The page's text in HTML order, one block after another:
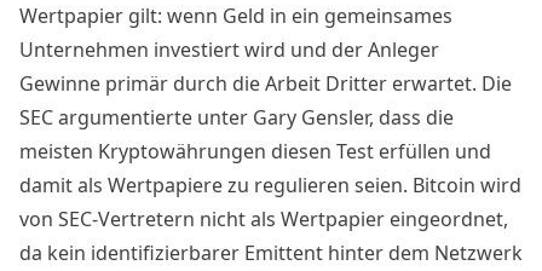
Wertpapier gilt: wenn Geld in ein gemeinsames
Unternehmen investiert wird und der Anleger
Gewinne primär durch die Arbeit Dritter erwartet. Die
SEC argumentierte unter Gary Gensler, dass die
meisten Kryptowährungen diesen Test erfüllen und
damit als Wertpapiere zu regulieren seien. Bitcoin wird
von SEC-Vertretern nicht als Wertpapier eingeordnet,
da kein identifizierbarer Emittent hinter dem Netzwerk